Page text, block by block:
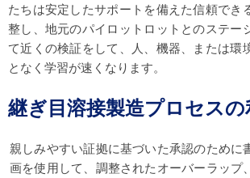
たちは安定したサポートを備えた信頼でき
整し、地元のパイロットロットとのステー
て近くの検証をして、人、機器、または環
となく学習が速くなります。
継ぎ目溶接製造プロセスの
親しみやすい証拠に基づいた承認のために
画を使用して、調整されたオーバーラップ